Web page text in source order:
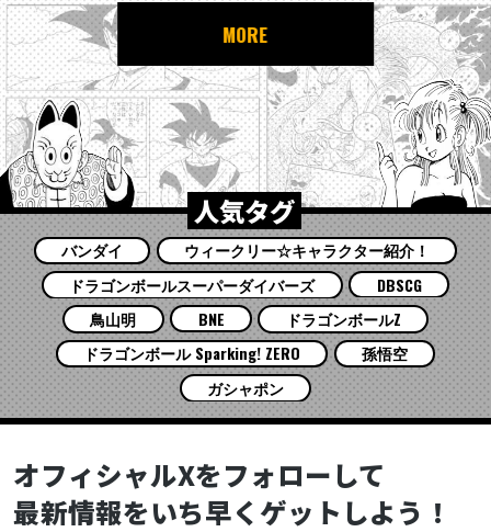
MORE
人気タグ
バンダイ
ウィークリー☆キャラクター紹介！
ドラゴンボールスーパーダイバーズ
DBSCG
鳥山明
BNE
ドラゴンボールZ
ドラゴンボール Sparking! ZERO
孫悟空
ガシャポン
オフィシャルXをフォローして
最新情報をいち早くゲットしよう！